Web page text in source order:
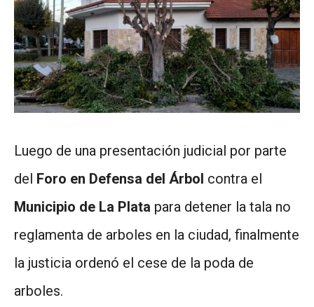
Luego de una presentación judicial por parte
del Foro en Defensa del Árbol contra el
Municipio de La Plata para detener la tala no
reglamenta de arboles en la ciudad, finalmente
la justicia ordenó el cese de la poda de
arboles.